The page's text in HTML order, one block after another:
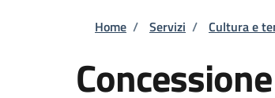
Briciole di
Home / Servizi / Cultura e